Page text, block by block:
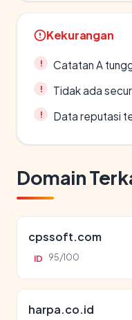
Kekurangan
Catatan A
Tidak ada
Data reputasi
Domain
cpssoft.com
ID 95/100
harpa.co.id